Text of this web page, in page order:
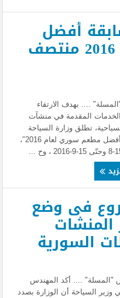
أفضل
مطعم سوري لعام 2016 منتصف
.... بهدف الارتقاء
المقدمة في منشآت
تطلق وزارة السياحة
مسابقة “أفضل مطعم سوري لعام 2016″،
فى وضع
المنشات
السورية
.... أكد المهندس
وزير السياحة أن الوزارة بصدد